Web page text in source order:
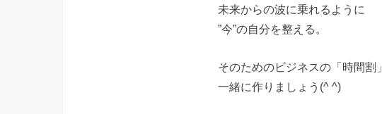
未来からの波に乗れるように
”今”の自分を整える。
そのためのビジネスの「時間割」
一緒に作りましょう(^ ^)